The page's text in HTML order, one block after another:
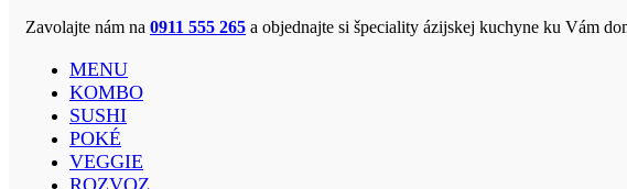
Zavolajte nám na 0911 555 265 a objednajte si špeciality ázijskej kuchyne ku Vám
MENU
KOMBO
SUSHI
POKÉ
VEGGIE